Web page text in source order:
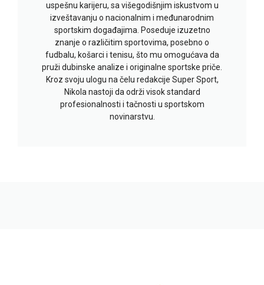
uspešnu karijeru, sa višegodišnjim iskustvom u
izveštavanju o nacionalnim i međunarodnim
sportskim događajima. Poseduje izuzetno
znanje o različitim sportovima, posebno o
fudbalu, košarci i tenisu, što mu omogućava da
pruži dubinske analize i originalne sportske priče.
Kroz svoju ulogu na čelu redakcije Super Sport,
Nikola nastoji da održi visok standard
profesionalnosti i tačnosti u sportskom
novinarstvu.